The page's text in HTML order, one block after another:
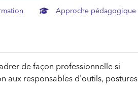
Approche pédagogique
de façon professionnelle si
aux responsables d'outils, postures